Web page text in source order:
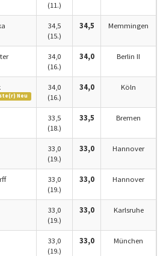
(11.)
34,5
(15.)
34,5 Memmingen
34,0
(16.)
34,0 Berlin II
Neu
34,0
(16.)
34,0 Köln
33,5
(18.)
33,5 Bremen
33,0
(19.)
33,0 Hannover
33,0
(19.)
33,0 Hannover
33,0
(19.)
33,0 Karlsruhe
33,0
(19.)
33,0 München